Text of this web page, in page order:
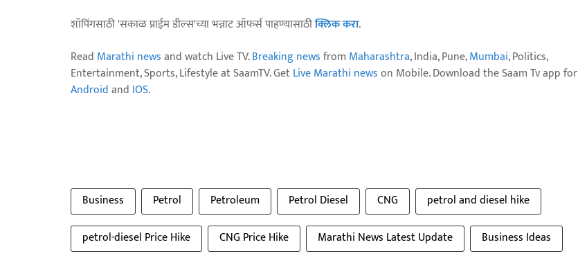
शॉपिंगसाठी 'सकाळ प्राईम डील्स'च्या भन्नाट ऑफर्स पाहण्यासाठीक्लिक करा.
Read Marathi newsand watch Live TV.Breaking newsfrom Maharashtra, India, Pune,Mumbai, Politics,
Entertainment, Sports, Lifestyle at SaamTV. GetLive Marathi newson Mobile. Download the Saam Tv app for
Androidand IOS.
Business Petrol Petroleum Petrol Diesel CNG
petrol and diesel hike
petrol-diesel Price Hike
CNG Price Hike Marathi News Latest Update Business Ideas